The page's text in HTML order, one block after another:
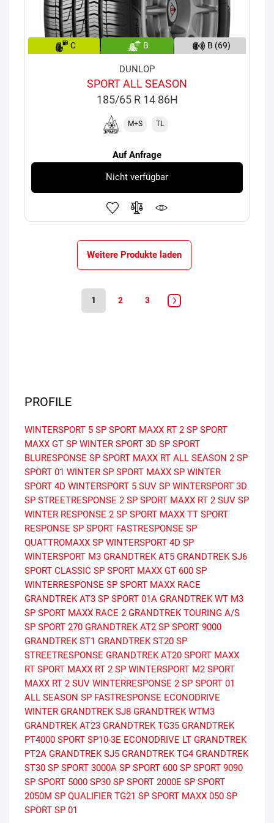
C B B (69)
DUNLOP
SPORT ALL SEASON
185/65 R 14 86H
M+S TL
Auf Anfrage
Nicht verfügbar
Weitere Produkte laden
1 2 3
PROFILE
WINTERSPORT 5 SP SPORT MAXX RT 2 SP SPORT
MAXX GT SP WINTER SPORT 3D SP SPORT
BLURESPONSE SP SPORT MAXX RT ALL SEASON 2 SP
SPORT 01 WINTER SP SPORT MAXX SP WINTER
SPORT 4D WINTERSPORT 5 SUV SP WINTERSPORT 3D
SP STREETRESPONSE 2 SP SPORT MAXX RT 2 SUV SP
WINTER RESPONSE 2 SP SPORT MAXX TT SPORT
RESPONSE SP SPORT FASTRESPONSE SP
QUATTROMAXX SP WINTERSPORT 4D SP
WINTERSPORT M3 GRANDTREK AT5 GRANDTREK SJ6
SPORT CLASSIC SP SPORT MAXX GT 600 SP
WINTERRESPONSE SP SPORT MAXX RACE
GRANDTREK AT3 SP SPORT 01A GRANDTREK WT M3
SP SPORT MAXX RACE 2 GRANDTREK TOURING A/S
SP SPORT 270 GRANDTREK AT2 SP SPORT 9000
GRANDTREK ST1 GRANDTREK ST20 SP
STREETRESPONSE GRANDTREK AT20 SPORT MAXX
RT SPORT MAXX RT 2 SP WINTERSPORT M2 SPORT
MAXX RT 2 SUV WINTERRESPONSE 2 SP SPORT 01
ALL SEASON SP FASTRESPONSE ECONODRIVE
WINTER GRANDTREK SJ8 GRANDTREK WTM3
GRANDTREK AT23 GRANDTREK TG35 GRANDTREK
PT4000 SPORT SP10-3E ECONODRIVE LT GRANDTREK
PT2A GRANDTREK SJ5 GRANDTREK TG4 GRANDTREK
ST30 SP SPORT 3000A SP SPORT 600 SP SPORT 9090
SP SPORT 5000 SP30 SP SPORT 2000E SP SPORT
2050M SP QUALIFIER TG21 SP SPORT MAXX 050 SP
SPORT SP 01